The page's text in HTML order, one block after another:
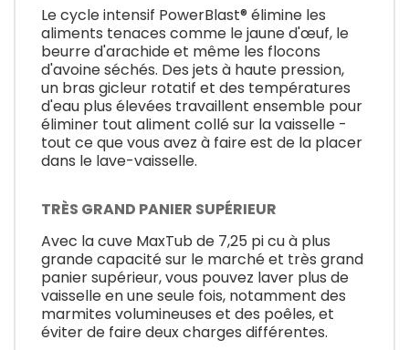
Le cycle intensif PowerBlast® élimine les
aliments tenaces comme le jaune d'œuf, le
beurre d'arachide et même les flocons
d'avoine séchés. Des jets à haute pression,
un bras gicleur rotatif et des températures
d'eau plus élevées travaillent ensemble pour
éliminer tout aliment collé sur la vaisselle -
tout ce que vous avez à faire est de la placer
dans le lave-vaisselle.
TRÈS GRAND PANIER SUPÉRIEUR
Avec la cuve MaxTub de 7,25 pi cu à plus
grande capacité sur le marché et très grand
panier supérieur, vous pouvez laver plus de
vaisselle en une seule fois, notamment des
marmites volumineuses et des poêles, et
éviter de faire deux charges différentes.